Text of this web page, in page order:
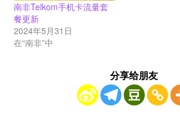
南非Telkom手机卡流量套
餐更新
2024年5月31日
在“南非”中
分享给朋友